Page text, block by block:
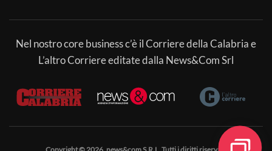
Nel nostro core business c’è il Corriere della Calabria e
L’altro Corriere editate dalla News&Com Srl